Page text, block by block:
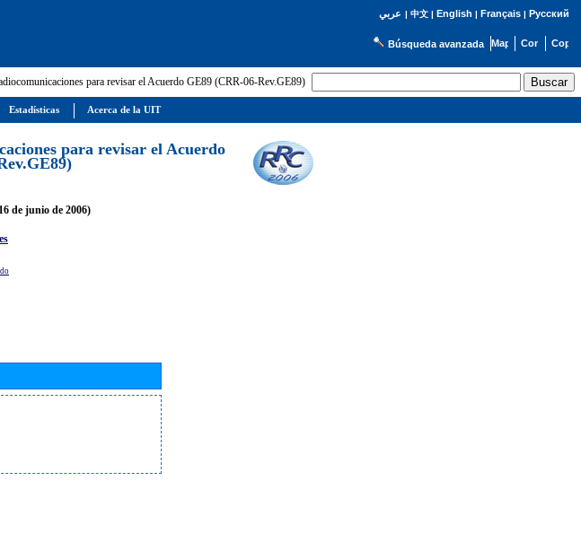
عربي | 中文| English | Français| Русский
Búsqueda avanzada
para revisar el Acuerdo GE89 (CRR-06-Rev.GE89)
para revisar el Acuerdo
de junio de 2006)
Estadísticas Acerca de la UIT